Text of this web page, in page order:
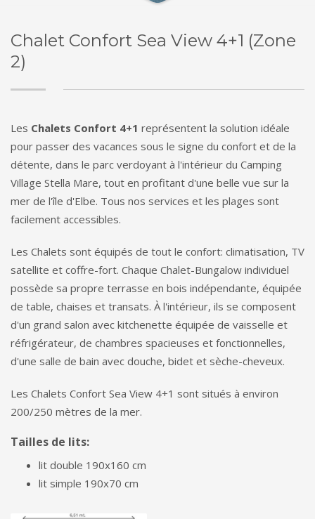
Chalet Confort Sea View 4+1 (Zone
2)
Les Chalets Confort 4+1 représentent la solution idéale
pour passer des vacances sous le signe du confort et de la
détente, dans le parc verdoyant à l'intérieur du Camping
Village Stella Mare, tout en profitant d'une belle vue sur la
mer de l'île d'Elbe. Tous nos services et les plages sont
facilement accessibles.
Les Chalets sont équipés de tout le confort: climatisation, TV
satellite et coffre-fort. Chaque Chalet-Bungalow individuel
possède sa propre terrasse en bois indépendante, équipée
de table, chaises et transats. À l'intérieur, ils se composent
d'un grand salon avec kitchenette équipée de vaisselle et
réfrigérateur, de chambres spacieuses et fonctionnelles,
d'une salle de bain avec douche, bidet et sèche-cheveux.
Les Chalets Confort Sea View 4+1 sont situés à environ
200/250 mètres de la mer.
Tailles de lits:
lit double 190x160 cm
lit simple 190x70 cm